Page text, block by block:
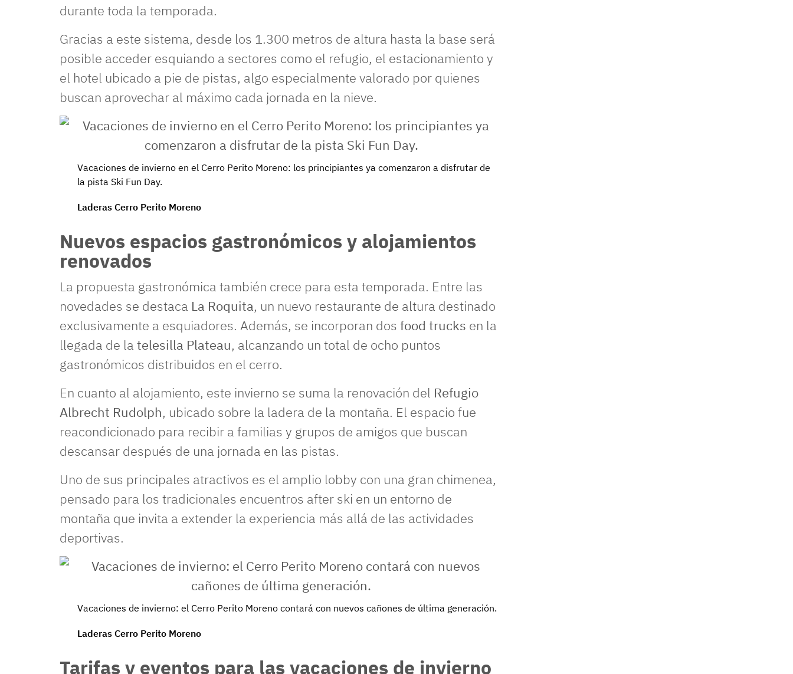
durante toda la temporada.
Gracias a este sistema, desde los 1.300 metros de altura hasta la base será
posible acceder esquiando a sectores como el refugio, el estacionamiento y
el hotel ubicado a pie de pistas, algo especialmente valorado por quienes
buscan aprovechar al máximo cada jornada en la nieve.
Vacaciones de invierno en el Cerro Perito Moreno: los principiantes ya comenzaron a disfrutar de
la pista Ski Fun Day.
Laderas Cerro Perito Moreno
Nuevos espacios gastronómicos y alojamientos
renovados
La propuesta gastronómica también crece para esta temporada. Entre las
novedades se destaca La Roquita, un nuevo restaurante de altura destinado
exclusivamente a esquiadores. Además, se incorporan dos food trucks en la
llegada de la telesilla Plateau, alcanzando un total de ocho puntos
gastronómicos distribuidos en el cerro.
En cuanto al alojamiento, este invierno se suma la renovación del Refugio
Albrecht Rudolph, ubicado sobre la ladera de la montaña. El espacio fue
reacondicionado para recibir a familias y grupos de amigos que buscan
descansar después de una jornada en las pistas.
Uno de sus principales atractivos es el amplio lobby con una gran chimenea,
pensado para los tradicionales encuentros after ski en un entorno de
montaña que invita a extender la experiencia más allá de las actividades
deportivas.
Vacaciones de invierno: el Cerro Perito Moreno contará con nuevos cañones de última generación.
Laderas Cerro Perito Moreno
Tarifas y eventos para las vacaciones de invierno